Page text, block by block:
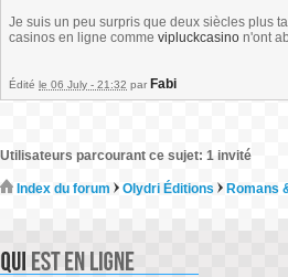
Je suis un peu surpris que deux siècles plus
casinos en ligne comme vipluckcasino n'ont
Édité le 06 July - 21:32 par Fabi
Utilisateurs parcourant ce sujet: 1 invité
Index du forum Olydri Éditions Romans